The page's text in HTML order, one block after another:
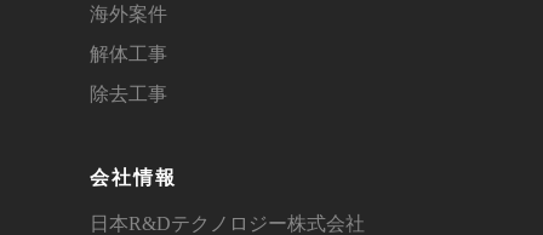
海外案件
解体工事
除去工事
会社情報
日本R&Dテクノロジー株式会社